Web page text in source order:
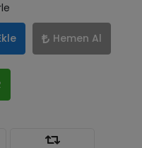
Hemen Al